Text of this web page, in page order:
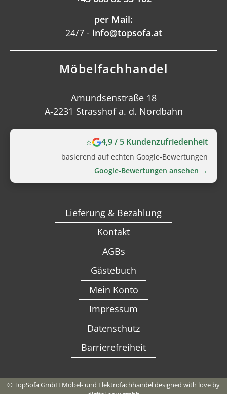
per Mail:
24/7 - info@topsofa.at
Möbelfachhandel
Amundsenstraße 18
A-2231 Strasshof a. d. Nordbahn
⭐ 4,9 / 5 Kundenzufriedenheit
basierend auf echten Google‑Bewertungen
Google‑Bewertungen ansehen →
Lieferung & Bezahlung
Kontakt
AGBs
Gästebuch
Mein Konto
Impressum
Datenschutz
Barrierefreiheit
© TopSofa GmbH Möbel- und Elektrofachhandel designed with love by
€94 In den Warenkorb
Alternative: